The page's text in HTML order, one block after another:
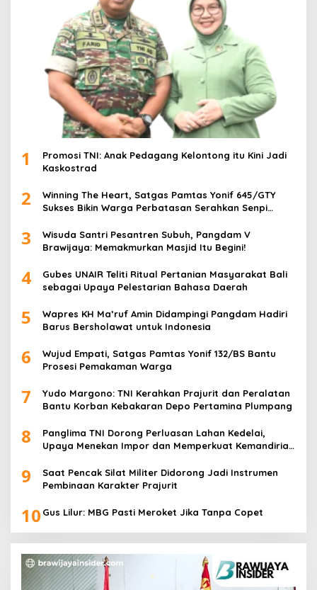
1
Promosi TNI: Anak Pedagang Kelontong itu Kini Jadi
Kaskostrad
2
Winning The Heart, Satgas Pamtas Yonif 645/GTY
Sukses Bikin Warga Perbatasan Serahkan Senpi
3
Wisuda Santri Pesantren Subuh, Pangdam V
Brawijaya: Memakmurkan Masjid Itu Begini!
4
Gubes UNAIR Teliti Ritual Pertanian Masyarakat Bali
sebagai Upaya Pelestarian Bahasa Daerah
5
Wapres KH Ma’ruf Amin Didampingi Pangdam Hadiri
Barus Bersholawat untuk Indonesia
6
Wujud Empati, Satgas Pamtas Yonif 132/BS Bantu
Prosesi Pemakaman Warga
7
Yudo Margono: TNI Kerahkan Prajurit dan Peralatan
Bantu Korban Kebakaran Depo Pertamina Plumpang
8
Panglima TNI Dorong Perluasan Lahan Kedelai,
Upaya Menekan Impor dan Memperkuat Kemandirian
9
Saat Pencak Silat Militer Didorong Jadi Instrumen
Pembinaan Karakter Prajurit
10 Gus Lilur: MBG Pasti Meroket Jika Tanpa Copet